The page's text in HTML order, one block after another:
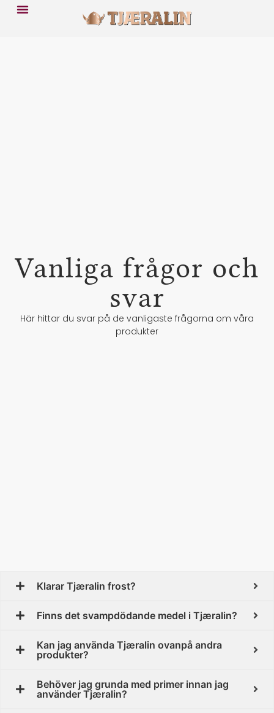
Vanliga frågor och
svar
Här hittar du svar på de vanligaste frågorna om våra
produkter
Klarar Tjæralin frost?
Finns det svampdödande medel i Tjæralin?
Kan jag använda Tjæralin ovanpå andra
produkter?
Behöver jag grunda med primer innan jag
använder Tjæralin?